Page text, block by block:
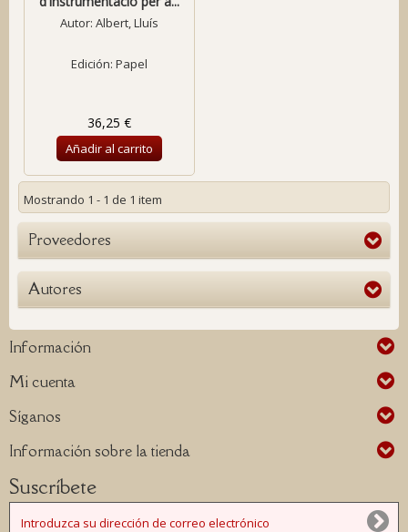
Autor: Albert, Lluís
Edición: Papel
36,25 €
Añadir al carrito
Mostrando 1 - 1 de 1 item
Proveedores
Autores
Información
Mi cuenta
Síganos
Información sobre la tienda
Suscríbete